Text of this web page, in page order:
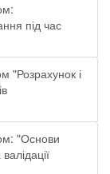
під час
"Розрахунок і
"Основи